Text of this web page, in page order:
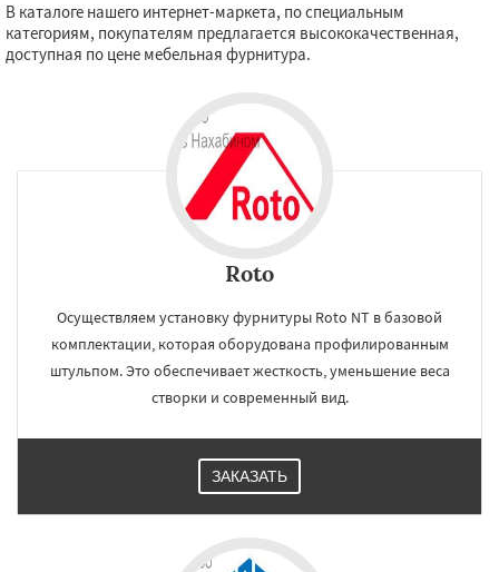
В каталоге нашего интернет-маркета, по специальным
категориям, покупателям предлагается высококачественная,
доступная по цене мебельная фурнитура.
Roto
Осуществляем установку фурнитуры Roto NT в базовой
комплектации, которая оборудована профилированным
штульпом. Это обеспечивает жесткость, уменьшение веса
створки и современный вид.
ЗАКАЗАТЬ